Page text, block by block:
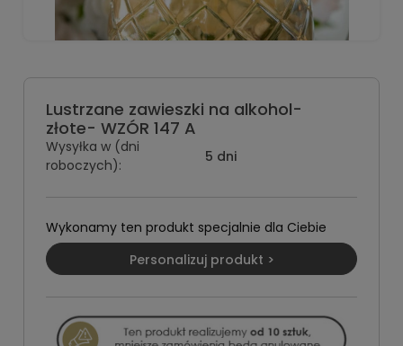
Lustrzane zawieszki na alkohol-
złote- WZÓR 147 A
Wysyłka w (dni
roboczych):
5 dni
Wykonamy ten produkt specjalnie dla Ciebie
Personalizuj produkt >